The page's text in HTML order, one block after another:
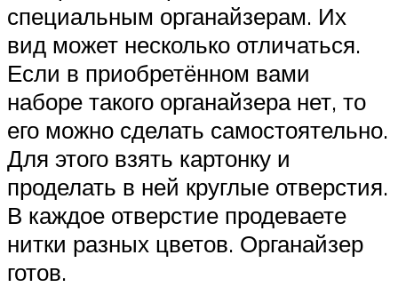
специальным органайзерам. Их
вид может несколько отличаться.
Если в приобретённом вами
наборе такого органайзера нет, то
его можно сделать самостоятельно.
Для этого взять картонку и
проделать в ней круглые отверстия.
В каждое отверстие продеваете
нитки разных цветов. Органайзер
готов.